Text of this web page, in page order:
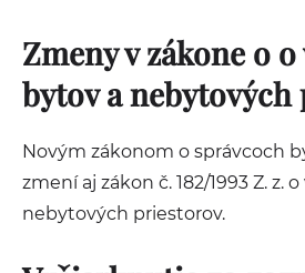
Zmeny v zákone o
bytov a
Novým zákonom o správcoch
zmení aj zákon č. 182/1993 Z. z.
nebytových priestorov.